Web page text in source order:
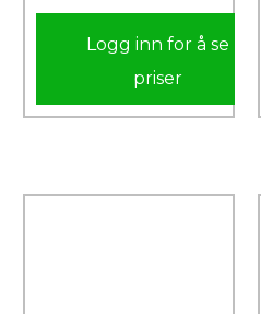
Logg inn for å se
priser